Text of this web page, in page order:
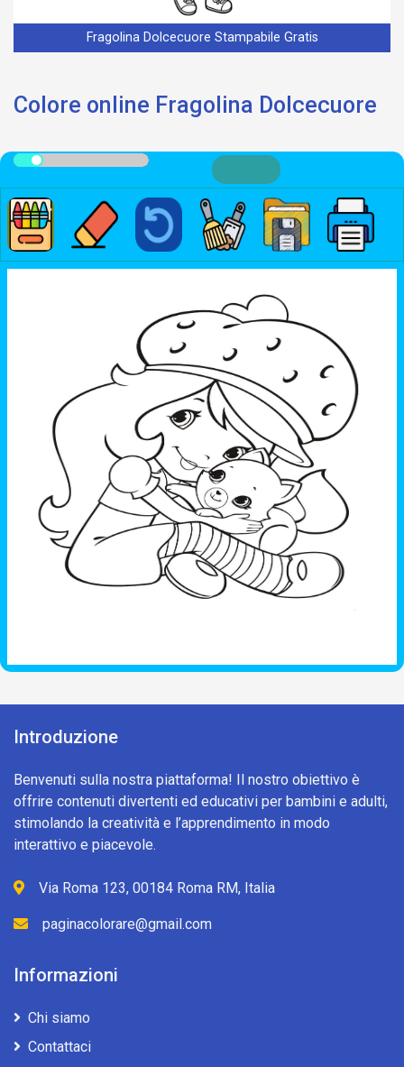
Fragolina Dolcecuore Stampabile Gratis
Colore online Fragolina Dolcecuore
Introduzione
Benvenuti sulla nostra piattaforma! Il nostro obiettivo è
offrire contenuti divertenti ed educativi per bambini e adulti,
stimolando la creatività e l’apprendimento in modo
interattivo e piacevole.
Via Roma 123, 00184 Roma RM, Italia
paginacolorare@gmail.com
Informazioni
Chi siamo
Contattaci